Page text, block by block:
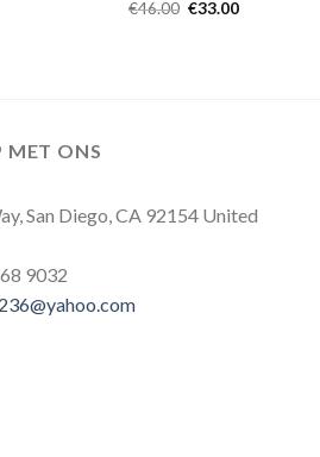
€46.00 €33.00
MET ONS
San Diego, CA 92154 United
9032